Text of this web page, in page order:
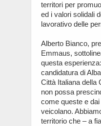
territori per
ed i valori solidali
lavorativo delle
Alberto Bianco,
Emmaus,
questa
candidatura di
Città Italiana della
non possa
come queste e
veicolano.
territorio che – a